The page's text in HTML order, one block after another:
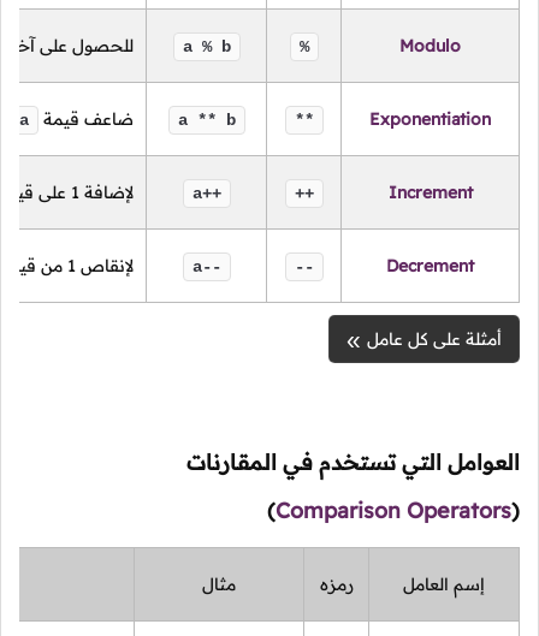
Modulo
%
a % b للحصول على آخر
Exponentiation
**
a ** b ضاعف قيمة a
Increment
++
a++ لإضافة 1 على
Decrement
--
a-- لإنقاص 1 من
أمثلة على كل عامل
العوامل التي تستخدم في المقارنات
(
Comparison Operators
)
إسم العامل رمزه مثال